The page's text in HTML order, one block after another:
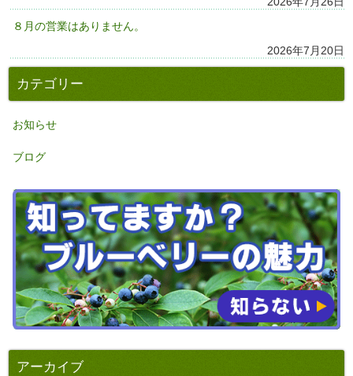
８月の営業はありません。
2026年7月20日
カテゴリー
お知らせ
ブログ
アーカイブ